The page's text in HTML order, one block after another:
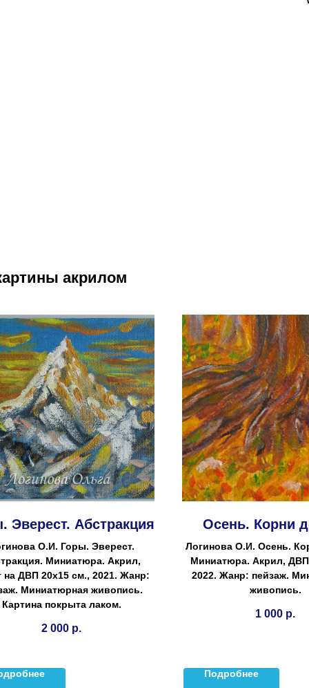
акрилом
Эверест. Абстракция
О.И. Горы. Эверест.
Миниатюра. Акрил,
на ДВП 20х15 см., 2021. Жанр:
Миниатюрная живопись.
Картина покрыта лаком.
2 000 р.
Осень. Корни
Логинова О.И. Осень.
Миниатюра. Акрил, ДВП
2022. Жанр: пейзаж.
живопись.
1 000 р.
Подробнее